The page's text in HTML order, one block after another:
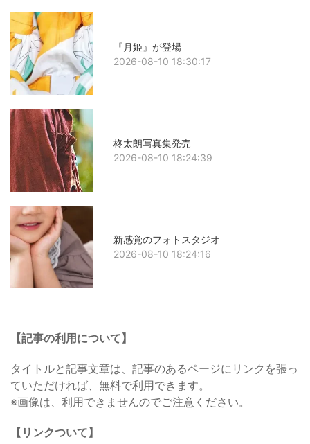
『月姫』が登場
2026-08-10 18:30:17
柊太朗写真集発売
2026-08-10 18:24:39
新感覚のフォトスタジオ
2026-08-10 18:24:16
【記事の利用について】
タイトルと記事文章は、記事のあるページにリンクを張っ
ていただければ、無料で利用できます。
※画像は、利用できませんのでご注意ください。
【リンクついて】